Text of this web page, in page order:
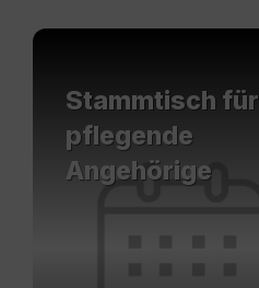
Stammtisch für
pflegende
Angehörige
Mehr